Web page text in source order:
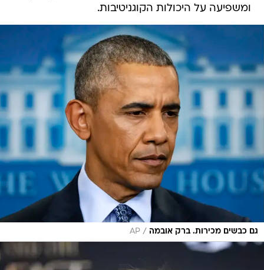
ומשפיעה על היכולות הקוגניטיבות.
גם כבשים מכירות. ברק אובמה /
AP